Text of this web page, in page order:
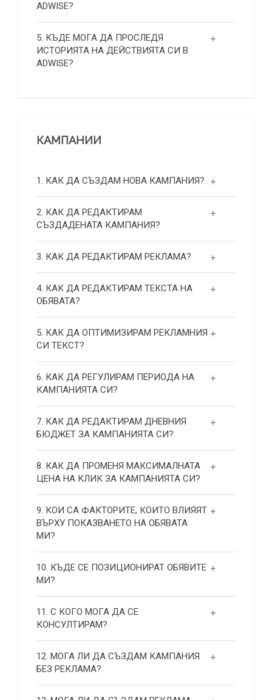
ADWISE?
5. КЪДЕ МОГА ДА ПРОСЛЕДЯ
ИСТОРИЯТА НА ДЕЙСТВИЯТА СИ В
ADWISE?
КАМПАНИИ
1. КАК ДА СЪЗДАМ НОВА КАМПАНИЯ?
2. КАК ДА РЕДАКТИРАМ
СЪЗДАДЕНАТА КАМПАНИЯ?
3. КАК ДА РЕДАКТИРАМ РЕКЛАМА?
4. КАК ДА РЕДАКТИРАМ ТЕКСТА НА
ОБЯВАТА?
5. КАК ДА ОПТИМИЗИРАМ РЕКЛАМНИЯ
СИ ТЕКСТ?
6. КАК ДА РЕГУЛИРАМ ПЕРИОДА НА
КАМПАНИЯТА СИ?
7. КАК ДА РЕДАКТИРАМ ДНЕВНИЯ
БЮДЖЕТ ЗА КАМПАНИЯТА СИ?
8. КАК ДА ПРОМЕНЯ МАКСИМАЛНАТА
ЦЕНА НА КЛИК ЗА КАМПАНИЯТА СИ?
9. КОИ СА ФАКТОРИТЕ, КОИТО ВЛИЯЯТ
ВЪРХУ ПОКАЗВАНЕТО НА ОБЯВАТА
МИ?
10. КЪДЕ СЕ ПОЗИЦИОНИРАТ ОБЯВИТЕ
МИ?
11. С КОГО МОГА ДА СЕ
КОНСУЛТИРАМ?
12. МОГА ЛИ ДА СЪЗДАМ КАМПАНИЯ
БЕЗ РЕКЛАМА?